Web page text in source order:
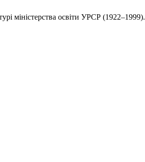
міністерства освіти УРСР (1922–1999).